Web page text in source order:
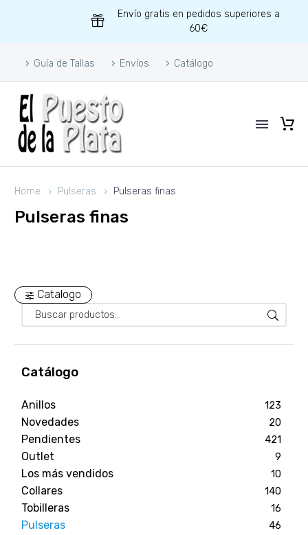
Envío gratis en pedidos superiores a
60€
Guía de Tallas Envíos Catálogo
Home Pulseras Pulseras finas
Pulseras finas
Catalogo
Catálogo
Anillos 123
Novedades 20
Pendientes 421
Outlet 9
Los más vendidos 10
Collares 140
Tobilleras 16
Pulseras 46